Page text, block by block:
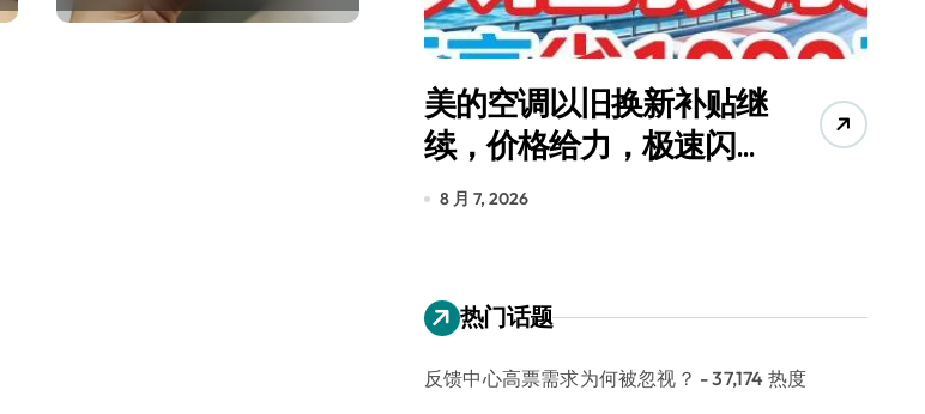
美的空调以旧换新补贴继
续，价格给力，极速闪
装！
8 月 7, 2026
热门话题
反馈中心高票需求为何被忽视？ - 37,174 热度